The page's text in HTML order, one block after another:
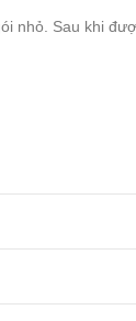
nhỏ. Sau khi